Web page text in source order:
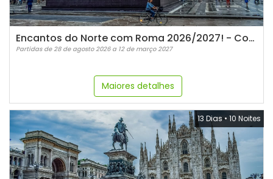
Encantos do Norte com Roma 2026/2027! - Com guia Espanhol
Partidas de 28 de agosto 2026 a 12 de março 2027
Maiores detalhes
13 Dias • 10 Noites